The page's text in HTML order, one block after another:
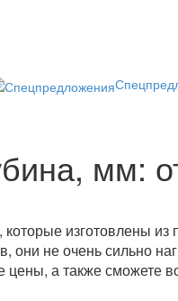
мм:
изготовлены из
не очень сильно
а также сможете